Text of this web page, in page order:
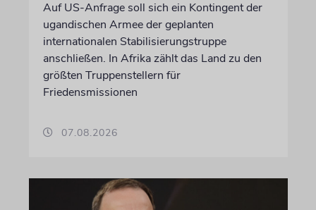
Auf US-Anfrage soll sich ein Kontingent der
ugandischen Armee der geplanten
internationalen Stabilisierungstruppe
anschließen. In Afrika zählt das Land zu den
größten Truppenstellern für
Friedensmissionen
07.08.2026